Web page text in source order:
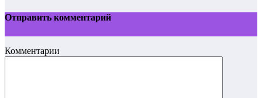
Отправить комментарий
Комментарии